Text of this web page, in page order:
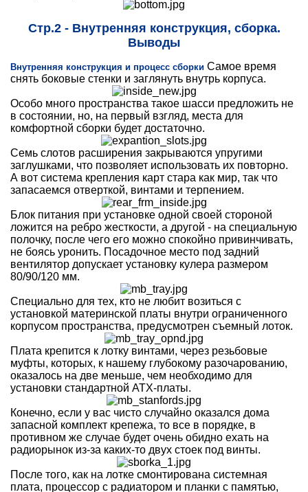
Стр.2 - Внутренняя конструкция, сборка.
Выводы
Внутренняя конструкция и процесс сборки Самое время
снять боковые стенки и заглянуть внутрь корпуса.
Особо много пространства такое шасси предложить не
в состоянии, но, на первый взгляд, места для
комфортной сборки будет достаточно.
Семь слотов расширения закрываются упругими
заглушками, что позволяет использовать их повторно.
А вот система крепления карт стара как мир, так что
запасаемся отверткой, винтами и терпением.
Блок питания при установке одной своей стороной
ложится на ребро жесткости, а другой - на специальную
полочку, после чего его можно спокойно привинчивать,
не боясь уронить. Посадочное место под задний
вентилятор допускает установку кулера размером
80/90/120 мм.
Специально для тех, кто не любит возиться с
установкой материнской платы внутри ограниченного
корпусом пространства, предусмотрен съемный лоток.
Плата крепится к лотку винтами, через резьбовые
муфты, которых, к нашему глубокому разочарованию,
оказалось на две меньше, чем необходимо для
установки стандартной ATX-платы.
Конечно, если у вас чисто случайно оказался дома
запасной комплект крепежа, то все в порядке, в
противном же случае будет очень обидно ехать на
радиорынок из-за каких-то двух стоек под винты.
После того, как на лотке смонтирована системная
плата, процессор с радиатором и планки с памятью,